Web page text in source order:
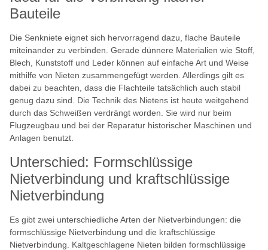
Bauteile
Die Senkniete eignet sich hervorragend dazu, flache Bauteile
miteinander zu verbinden. Gerade dünnere Materialien wie Stoff,
Blech, Kunststoff und Leder können auf einfache Art und Weise
mithilfe von Nieten zusammengefügt werden. Allerdings gilt es
dabei zu beachten, dass die Flachteile tatsächlich auch stabil
genug dazu sind. Die Technik des Nietens ist heute weitgehend
durch das Schweißen verdrängt worden. Sie wird nur beim
Flugzeugbau und bei der Reparatur historischer Maschinen und
Anlagen benutzt.
Unterschied: Formschlüssige
Nietverbindung und kraftschlüssige
Nietverbindung
Es gibt zwei unterschiedliche Arten der Nietverbindungen: die
formschlüssige Nietverbindung und die kraftschlüssige
Nietverbindung. Kaltgeschlagene Nieten bilden formschlüssige